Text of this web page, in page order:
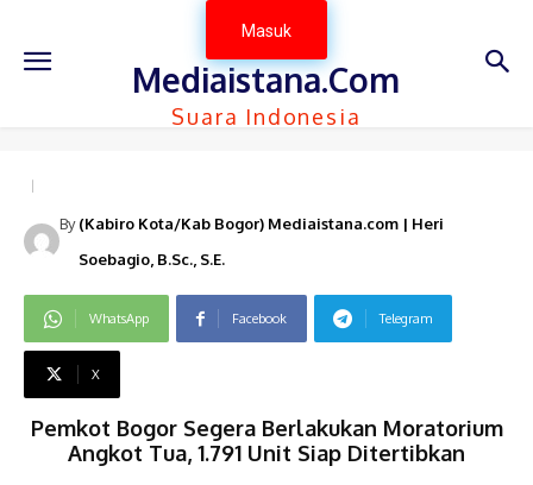
Masuk
Mediaistana.Com
Suara Indonesia
By (Kabiro Kota/Kab Bogor) Mediaistana.com | Heri
Soebagio, B.Sc., S.E.
WhatsApp Facebook Telegram
X
Pemkot Bogor Segera Berlakukan Moratorium
Angkot Tua, 1.791 Unit Siap Ditertibkan